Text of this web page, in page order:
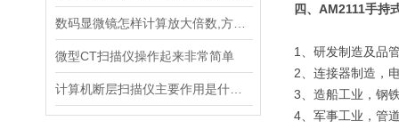
微型CT扫描仪操作起来非常简单
四、AM2111手持
1、研发制造及品
2、连接器制造，
3、造船工业，钢
4、军事工业，管